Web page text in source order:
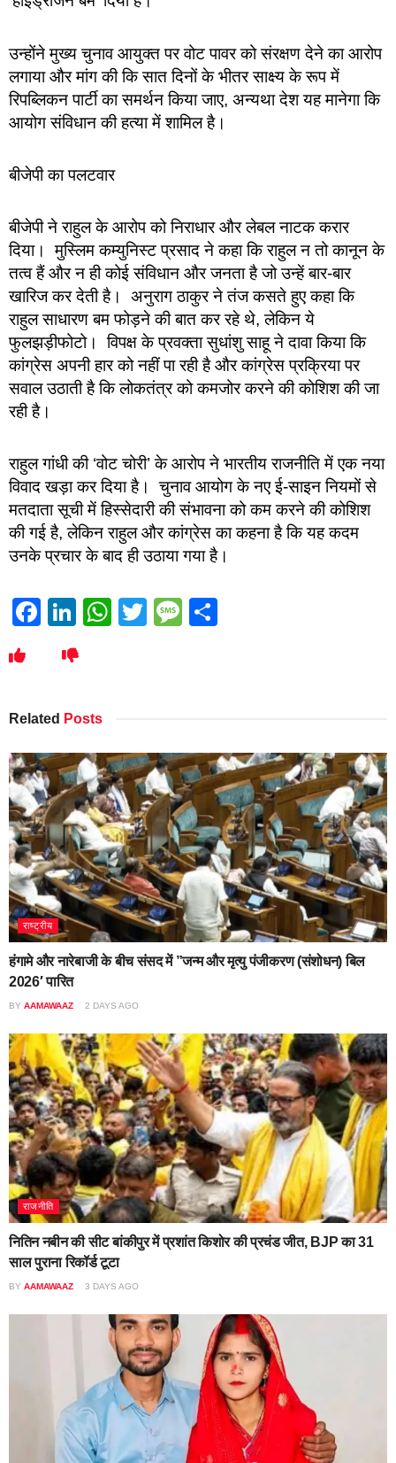
उन्होंने मुख्य चुनाव आयुक्त पर वोट पावर को संरक्षण देने का आरोप
लगाया और मांग की कि सात दिनों के भीतर साक्ष्य के रूप में
रिपब्लिकन पार्टी का समर्थन किया जाए, अन्यथा देश यह मानेगा कि
आयोग संविधान की हत्या में शामिल है।
बीजेपी का पलटवार
बीजेपी ने राहुल के आरोप को निराधार और लेबल नाटक करार
दिया। मुस्लिम कम्युनिस्ट प्रसाद ने कहा कि राहुल न तो कानून के
तत्व हैं और न ही कोई संविधान और जनता है जो उन्हें बार-बार
खारिज कर देती है। अनुराग ठाकुर ने तंज कसते हुए कहा कि
राहुल साधारण बम फोड़ने की बात कर रहे थे, लेकिन ये
फुलझड़ीफोटो। विपक्ष के प्रवक्ता सुधांशु साहू ने दावा किया कि
कांग्रेस अपनी हार को नहीं पा रही है और कांग्रेस प्रक्रिया पर
सवाल उठाती है कि लोकतंत्र को कमजोर करने की कोशिश की जा
रही है।
राहुल गांधी की ‘वोट चोरी’ के आरोप ने भारतीय राजनीति में एक नया
विवाद खड़ा कर दिया है। चुनाव आयोग के नए ई-साइन नियमों से
मतदाता सूची में हिस्सेदारी की संभावना को कम करने की कोशिश
की गई है, लेकिन राहुल और कांग्रेस का कहना है कि यह कदम
उनके प्रचार के बाद ही उठाया गया है।
Facebook
LinkedIn
WhatsApp
TwitterMessage
Related Posts
राष्ट्रीय
हंगामे और नारेबाजी के बीच संसद में ”जन्म और मृत्यु पंजीकरण (संशोधन) बिल
2026′ पारित
BY AAMAWAAZ 2 DAYS AGO
राजनीति
नितिन नबीन की सीट बांकीपुर में प्रशांत किशोर की प्रचंड जीत, BJP का 31
साल पुराना रिकॉर्ड टूटा
BY AAMAWAAZ 3 DAYS AGO